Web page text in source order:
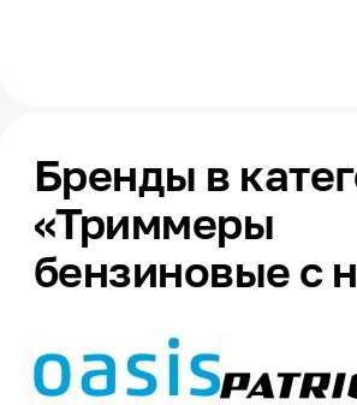
Бренды в
«Триммеры
бензиновые с